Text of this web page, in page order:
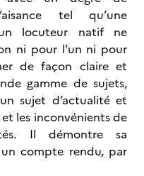
tel qu’une
locuteur natif ne
ni pour l’un ni pour
de façon claire et
gamme de sujets,
sujet d’actualité et
les inconvénients de
Il démontre sa
compte rendu, par